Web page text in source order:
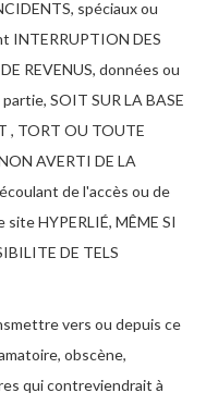
spéciaux ou
INTERRUPTION DES
REVENUS, données ou
SOIT SUR LA BASE
, TORT OU TOUTE
AVERTI DE LA
de l'accès ou de
HYPERLIÉ, MÊME SI
DE TELS
vers ou depuis ce
obscène,
qui contreviendrait à